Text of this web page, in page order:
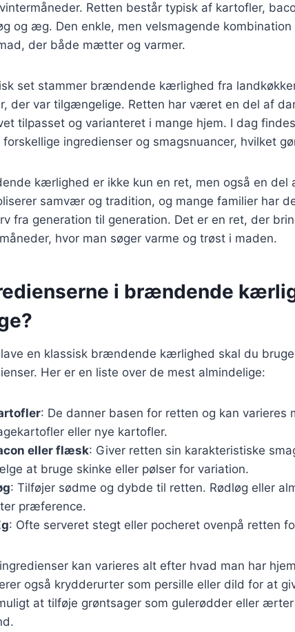
Retten består typisk af kartofler,
og æg. Den enkle, men velsmagende
der både mætter og varmer.
set stammer brændende kærlighed fra
der var tilgængelige. Retten har været en del af
tilpasset og varianteret i mange hjem. I dag
ingredienser og smagsnuancer, hvilket
kærlighed er ikke kun en ret, men også en del
samvær og tradition, og mange familier har
fra generation til generation. Det er en ret, der
hvor man søger varme og trøst i maden.
i brændende
lave en klassisk brændende kærlighed skal du
Her er en liste over de mest almindelige:
: De danner basen for retten og kan varieres
eller nye kartofler.
eller flæsk: Giver retten sin karakteristiske
at bruge skinke eller pølser for variation.
: Tilføjer sødme og dybde til retten. Rødløg eller
præference.
: Ofte serveret stegt eller pocheret ovenpå retten
kan varieres alt efter hvad man har
også krydderurter som persille eller dild for at
at tilføje grøntsager som gulerødder eller